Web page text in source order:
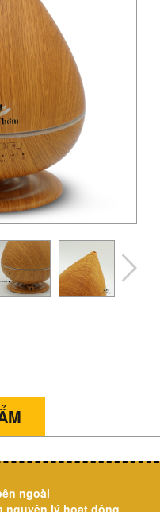
ngoài
nguyên lý hoạt động